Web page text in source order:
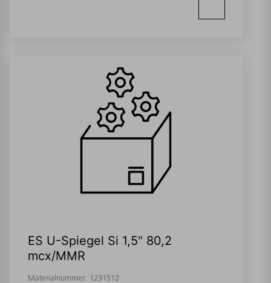
ES U-Spiegel Si 1,5" 80,2
mcx/MMR
Materialnummer: 1231512